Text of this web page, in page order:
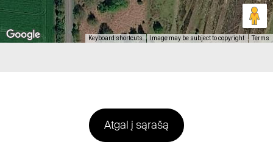
Keyboard shortcuts Image may be subject to copyright Terms
Atgal į sąrašą